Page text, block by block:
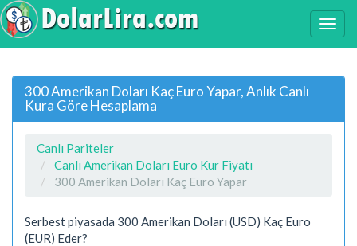
300 Amerikan Doları Kaç Euro Yapar, Anlık Canlı
Kura Göre Hesaplama
Canlı Pariteler
Canlı Amerikan Doları Euro Kur Fiyatı
300 Amerikan Doları Kaç Euro Yapar
Serbest piyasada 300 Amerikan Doları (USD) Kaç Euro
(EUR) Eder?